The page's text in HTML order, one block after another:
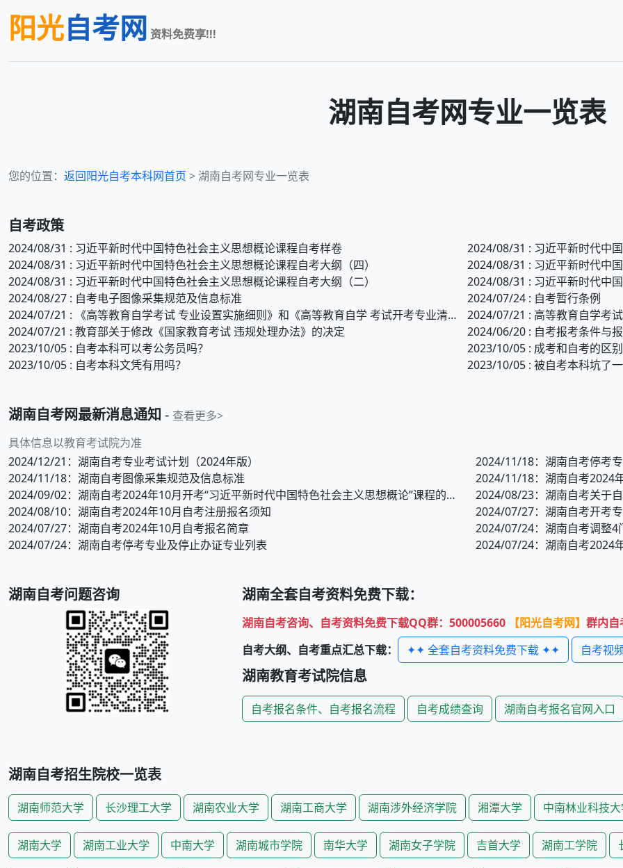
阳光自考网 资料免费享!!!
湖南自考网专业一览表
您的位置： 返回阳光自考本科网首页 > 湖南自考网专业一览表
自考政策
2024/08/31 : 习近平新时代中国特色社会主义思想概论课程自考样卷
2024/08/31 : 习近平新时代中
2024/08/31 : 习近平新时代中国特色社会主义思想概论课程自考大纲（四）
2024/08/31 : 习近平新时代中
2024/08/31 : 习近平新时代中国特色社会主义思想概论课程自考大纲（二）
2024/08/31 : 习近平新时代中
2024/08/27 : 自考电子图像采集规范及信息标准
2024/07/24 : 自考暂行条例
2024/07/21 : 《高等教育自学考试 专业设置实施细则》和《高等教育自学 考试开考专业清单》
2024/07/21 : 高等教育自学考
2024/07/21 : 教育部关于修改《国家教育考试 违规处理办法》的决定
2024/06/20 : 自考报考条件与
2023/10/05 : 自考本科可以考公务员吗？
2023/10/05 : 成考和自考的区别
2023/10/05 : 自考本科文凭有用吗？
2023/10/05 : 被自考本科坑了
湖南自考网最新消息通知 - 查看更多>
具体信息以教育考试院为准
2024/12/21 ：湖南自考专业考试计划（2024年版） 2024/11/18：湖南自考停考
2024/11/18：湖南自考图像采集规范及信息标准 2024/11/18：湖南自考2024
2024/09/02：湖南自考2024年10月开考“习近平新时代中国特色社会主义思想概论”课程的通知 2024/08/23：湖南自考关于
2024/08/10：湖南自考2024年10月自考注册报名须知 2024/07/27：湖南自考开考
2024/07/27：湖南自考2024年10月自考报名简章 2024/07/24：湖南自考调整
2024/07/24：湖南自考停考专业及停止办证专业列表 2024/07/24：湖南自考2024
湖南自考问题咨询 湖南全套自考资料免费下载：
湖南自考咨询、自考资料免费下载QQ群：500005660 【阳光自考网】 群内自
自考大纲、自考重点汇总下载：
✦✦ 全套自考资料免费下载 ✦✦ 自考视
湖南教育考试院信息
自考报名条件、自考报名流程 自考成绩查询 湖南自考报名官网入口
湖南自考招生院校一览表
湖南师范大学 长沙理工大学 湖南农业大学 湖南工商大学 湖南涉外经济学院 湘潭大学 中南林业科技
湖南大学 湖南工业大学 中南大学 湖南城市学院 南华大学 湖南女子学院 吉首大学 湖南工学院